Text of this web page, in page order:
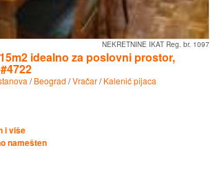
NEKRETNINE IKAT Reg. br. 1097
idealno za poslovni prostor,
/Beograd /Vračar/Kalenić pijaca
i više
namešten